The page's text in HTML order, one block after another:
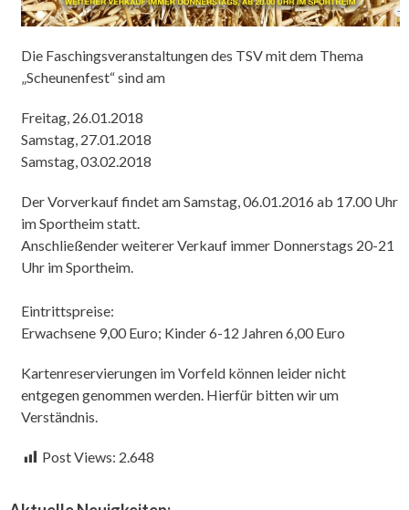
Die Faschingsveranstaltungen des TSV mit dem Thema
„Scheunenfest“ sind am
Freitag, 26.01.2018
Samstag, 27.01.2018
Samstag, 03.02.2018
Der Vorverkauf findet am Samstag, 06.01.2016 ab 17.00 Uhr
im Sportheim statt.
Anschließender weiterer Verkauf immer Donnerstags 20-21
Uhr im Sportheim.
Eintrittspreise:
Erwachsene 9,00 Euro; Kinder 6-12 Jahren 6,00 Euro
Kartenreservierungen im Vorfeld können leider nicht
entgegen genommen werden. Hierfür bitten wir um
Verständnis.
Post Views: 2.648